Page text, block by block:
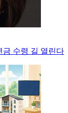
금 수령 길 열린다